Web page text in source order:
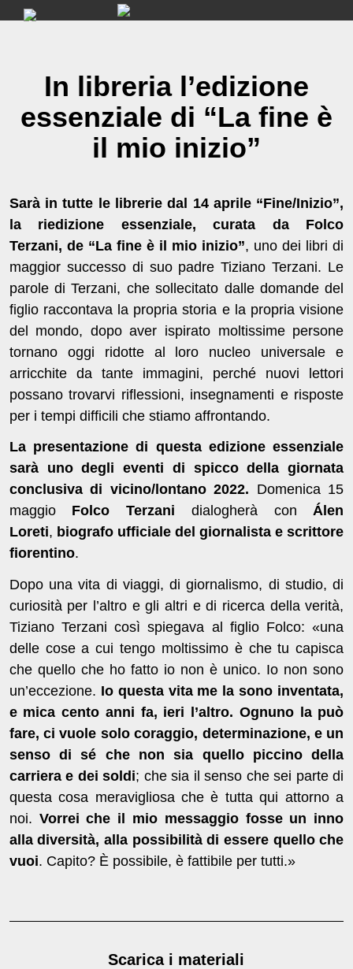
Skip
In libreria l’edizione
essenziale di “La fine è
il mio inizio”
Sarà in tutte le librerie dal 14 aprile “Fine/Inizio”,
la riedizione essenziale, curata da Folco
Terzani, de “La fine è il mio inizio”, uno dei libri di
maggior successo di suo padre Tiziano Terzani. Le
parole di Terzani, che sollecitato dalle domande del
figlio raccontava la propria storia e la propria visione
del mondo, dopo aver ispirato moltissime persone
tornano oggi ridotte al loro nucleo universale e
arricchite da tante immagini, perché nuovi lettori
possano trovarvi riflessioni, insegnamenti e risposte
per i tempi difficili che stiamo affrontando.
La presentazione di questa edizione essenziale
sarà uno degli eventi di spicco della giornata
conclusiva di vicino/lontano 2022. Domenica 15
maggio Folco Terzani dialogherà con Álen
Loreti, biografo ufficiale del giornalista e scrittore
fiorentino.
Dopo una vita di viaggi, di giornalismo, di studio, di
curiosità per l’altro e gli altri e di ricerca della verità,
Tiziano Terzani così spiegava al figlio Folco: «una
delle cose a cui tengo moltissimo è che tu capisca
che quello che ho fatto io non è unico. Io non sono
un’eccezione. Io questa vita me la sono inventata,
e mica cento anni fa, ieri l’altro. Ognuno la può
fare, ci vuole solo coraggio, determinazione, e un
senso di sé che non sia quello piccino della
carriera e dei soldi; che sia il senso che sei parte di
questa cosa meravigliosa che è tutta qui attorno a
noi. Vorrei che il mio messaggio fosse un inno
alla diversità, alla possibilità di essere quello che
vuoi. Capito? È possibile, è fattibile per tutti.»
Scarica i materiali